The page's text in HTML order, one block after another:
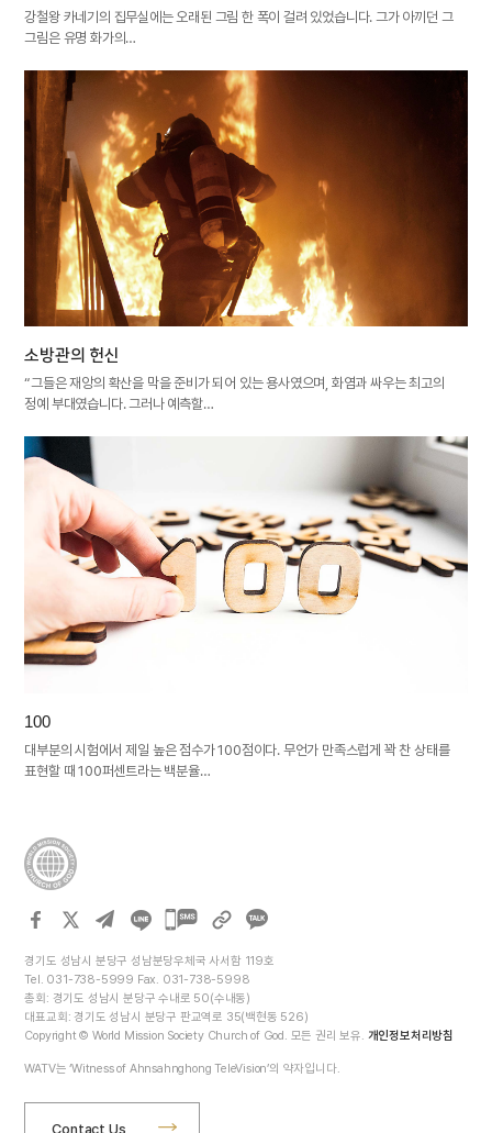
강철왕 카네기의 집무실에는 오래된 그림 한 폭이 걸려 있었습니다. 그가 아끼던 그
그림은 유명 화가의…
소방관의 헌신
“그들은 재앙의 확산을 막을 준비가 되어 있는 용사였으며, 화염과 싸우는 최고의
정예 부대였습니다. 그러나 예측할…
100
대부분의 시험에서 제일 높은 점수가 100점이다. 무언가 만족스럽게 꽉 찬 상태를
표현할 때 100퍼센트라는 백분율…
카카오톡
경기도 성남시 분당구 성남분당우체국 사서함 119호
Tel. 031-738-5999 Fax. 031-738-5998
총회: 경기도 성남시 분당구 수내로 50(수내동)
대표교회: 경기도 성남시 분당구 판교역로 35(백현동 526)
Copyright © World Mission Society Church of God. 모든 권리 보유. 개인정보처리방침
WATV는 ‘Witness of Ahnsahnghong TeleVision’의 약자입니다.
Contact Us